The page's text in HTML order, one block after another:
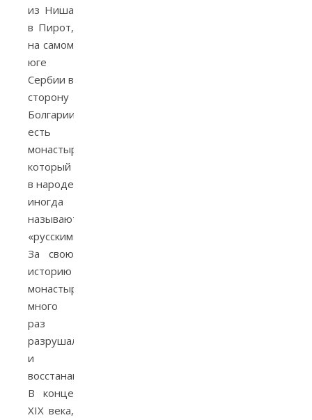
из Ниша
в Пирот,
на самом
юге
Сербии в
сторону
Болгарии,
есть
монастырь,
который
в народе
иногда
называют
«русским».
За свою
историю
монастырь
много
раз
разрушался
и
восстанавливался.
В конце
XIX века,